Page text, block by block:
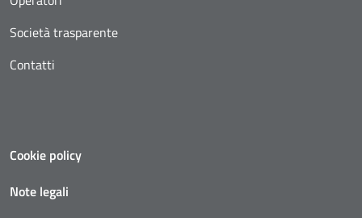
Società trasparente
Contatti
Cookie policy
Note legali